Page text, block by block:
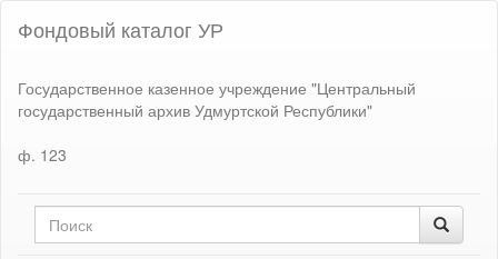
Фондовый каталог УР
Государственное казенное учреждение "Центральный
государственный архив Удмуртской Республики"
ф. 123